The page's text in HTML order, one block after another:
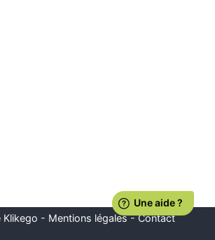
- Mentions légales-Contact